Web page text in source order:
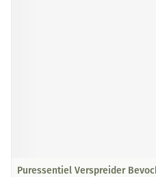
Puressentiel Verspreider